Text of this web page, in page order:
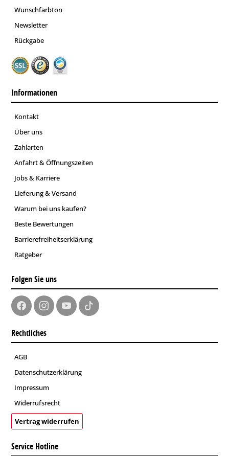
Wunschfarbton
Newsletter
Rückgabe
Informationen
Kontakt
Über uns
Zahlarten
Anfahrt & Öffnungszeiten
Jobs & Karriere
Lieferung & Versand
Warum bei uns kaufen?
Beste Bewertungen
Barrierefreiheitserklärung
Ratgeber
Folgen Sie uns
Rechtliches
AGB
Datenschutzerklärung
Impressum
Widerrufsrecht
Vertrag widerrufen
Service Hotline